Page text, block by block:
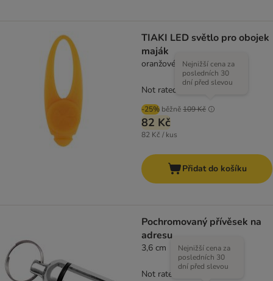
TIAKI LED světlo pro obojek
maják
oranžové
-25% běžně109 Kč
Nejnižší cena za
posledních 30
dní před slevou
82 Kč
82 Kč / kus
Not rated
Přidat do košíku
Pochromovaný přívěsek na
adresu
3,6 cm
Nejnižší cena za
posledních 30
dní před slevou
Not rated